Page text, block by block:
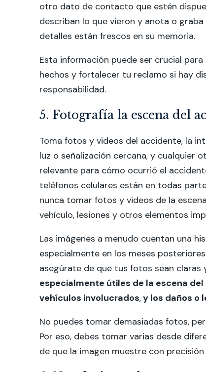
otro dato de contacto que estén
describan lo que vieron y anota o
detalles están frescos en su memoria.
Esta información puede ser crucial
hechos y fortalecer tu reclamo si hay
responsabilidad.
5. Fotografía la escena del
Toma fotos y videos del accidente, la
luz o señalización cercana, y cualquier
relevante para cómo ocurrió el
teléfonos celulares están en todas
nunca tomar fotos y videos de la
vehículo, lesiones y otros elementos
Las imágenes a menudo cuentan una
especialmente en los meses
asegúrate de que tus fotos sean claras
especialmente útiles de la escena
vehículos involucrados,y los daños o
No puedes tomar demasiadas fotos,
Por eso, debes tomar varias desde
de que la imagen muestre con